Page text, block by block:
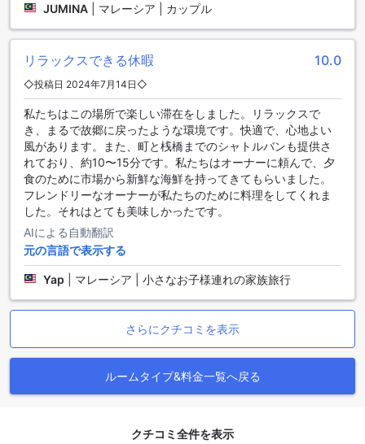
センポルナへお越しの際、最寄りの空港はクアラルンプール
（KLIA2）です。空港からセンポルナの中心部へは、エアポー
トシャトルバスやタクシーがおすすめです。エアポートシャ
トルバスは定期的に運行されており、所要時間は約1時間で
す。快適な車内でリラックスしながら、景色を楽しむことも
できます。タクシーを利用すれば、所要時間は約45分で、直
接宿泊先の「Chan's Smart Living Inn」へと向かうことがで
きます。
シパダン島の絶景と自然の宝庫
チャンズ・スマートリビングインは、世界的に有名なシパダ
ン島からわずかの距離に位置しており、自然愛好家やダイバ
ーにとって理想的なロケーションです。シパダン島は、その
透き通った青い海と豊かなサンゴ礁、色とりどりの熱帯魚が
の冒険を提供します。ダイビングやシュノーケリングを楽し
むのに最適なスポットとして、多くの旅行者が訪れていま
周辺のレストラン情報
Chan's Smart Living Innの周辺には、多彩なレストランが点
JUMINA マレーシア | カップル
リラックスできる休暇 10.0
◇投稿日 2024年7月14日◇
私たちはこの場所で楽しい滞在をしました。リラックスで
き、まるで故郷に戻ったような環境です。快適で、心地よい
風があります。また、町と桟橋までのシャトルバンも提供さ
れており、約10〜15分です。私たちはオーナーに頼んで、夕
食のために市場から新鮮な海鮮を持ってきてもらいました。
フレンドリーなオーナーが私たちのために料理をしてくれま
した。それはとても美味しかったです。
AIによる自動翻訳
元の言語で表示する
Yap マレーシア | 小さなお子様連れの家族旅行
さらにクチコミを表示
ルームタイプ&料金一覧へ戻る
クチコミ全件を表示